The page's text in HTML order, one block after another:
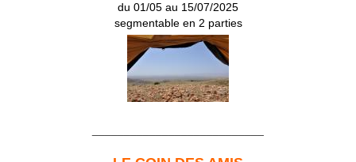
du 01/05 au 15/07/2025
segmentable en 2 parties